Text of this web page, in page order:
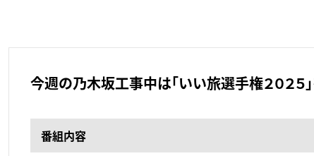
今週の乃木坂工事中は「いい旅選手権２０２５」
番組内容